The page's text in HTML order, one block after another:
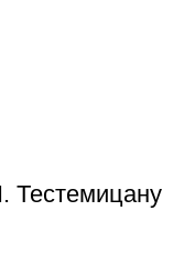
Тестемицану